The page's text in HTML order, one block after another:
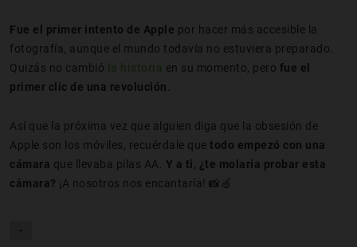
Fue el primer intento de Apple por hacer más accesible la
fotografía, aunque el mundo todavía no estuviera preparado.
Quizás no cambió
la historia en su momento, pero fue el
primer clic de una revolución.
Así que la próxima vez que alguien diga que la obsesión de
Apple son los móviles, recuérdale que todo empezó con una
cámara que llevaba pilas AA. Y a ti, ¿te molaría probar esta
cámara? ¡A nosotros nos encantaría! 📸🍏
-